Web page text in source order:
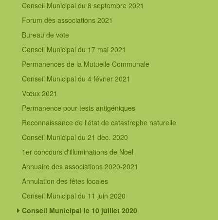
Conseil Municipal du 8 septembre 2021
Forum des associations 2021
Bureau de vote
Conseil Municipal du 17 mai 2021
Permanences de la Mutuelle Communale
Conseil Municipal du 4 février 2021
Vœux 2021
Permanence pour tests antigéniques
Reconnaissance de l'état de catastrophe naturelle
Conseil Municipal du 21 dec. 2020
1er concours d'illuminations de Noël
Annuaire des associations 2020-2021
Annulation des fêtes locales
Conseil Municipal du 11 juin 2020
Conseil Municipal le 10 juillet 2020